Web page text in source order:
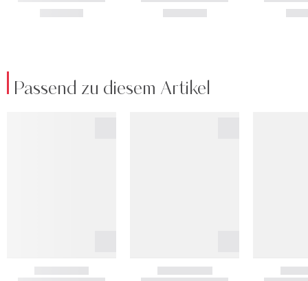
Passend zu diesem Artikel